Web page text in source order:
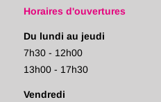
Horaires d'ouvertures
Du lundi au jeudi
7h30 - 12h00
13h00 - 17h30
Vendredi